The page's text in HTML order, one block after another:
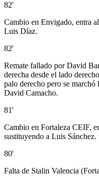
82'
Cambio en Envigado, entra
Luis Díaz.
82'
Remate fallado por David
derecha desde el lado
palo derecho pero se
David Camacho.
81'
Cambio en Fortaleza CEIF,
sustituyendo a Luis Sánchez.
80'
Falta de Stalin Valencia